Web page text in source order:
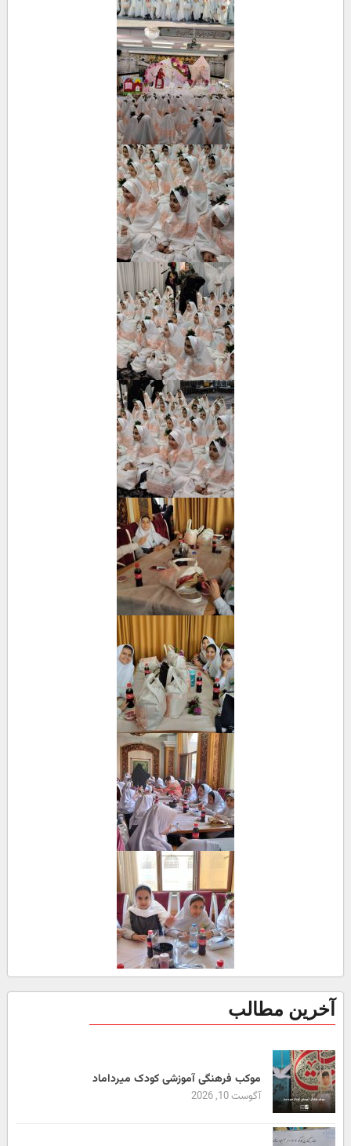
آخرین مطالب
موکب فرهنگی آموزشی کودک میرداماد
آگوست 10, 2026